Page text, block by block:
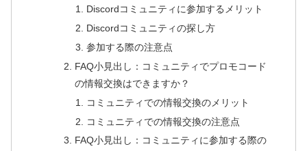
Discordコミュニティに参加するメリット
Discordコミュニティの探し方
参加する際の注意点
FAQ小見出し：コミュニティでプロモコード
の情報交換はできますか？
コミュニティでの情報交換のメリット
コミュニティでの情報交換の注意点
FAQ小見出し：コミュニティに参加する際の